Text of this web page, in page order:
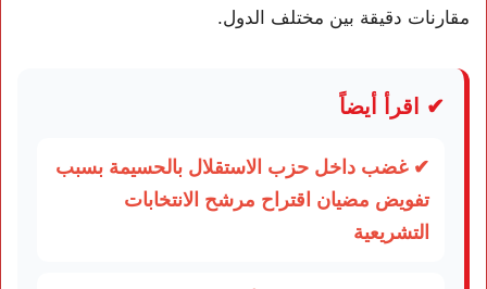
مقارنات دقيقة بين مختلف الدول.
✔ اقرأ أيضاً
✔ غضب داخل حزب الاستقلال بالحسيمة بسبب
تفويض مضيان اقتراح مرشح الانتخابات
التشريعية